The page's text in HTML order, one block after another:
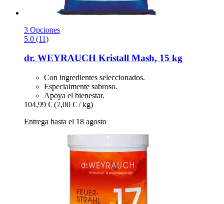
3 Opciones
5.0 (11)
dr. WEYRAUCH Kristall Mash, 15 kg
Con ingredientes seleccionados.
Especialmente sabroso.
Apoya el bienestar.
104,99 € (7,00 € / kg)
Entrega hasta el 18 agosto